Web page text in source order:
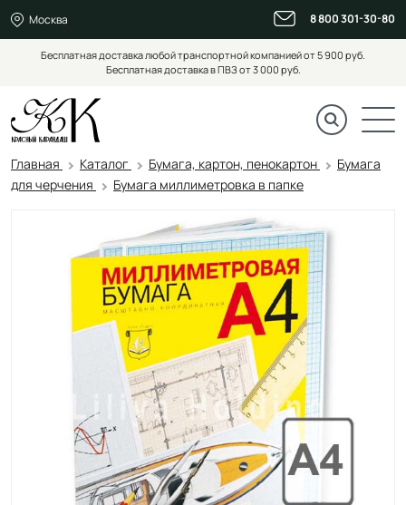
Москва 8 800 301-30-80
Бесплатная доставка любой транспортной компанией от 5 900 руб.
Бесплатная доставка в ПВЗ от 3 000 руб.
Главная Каталог Бумага, картон, пенокартон
Бумага
для черчения
Бумага миллиметровка в папке